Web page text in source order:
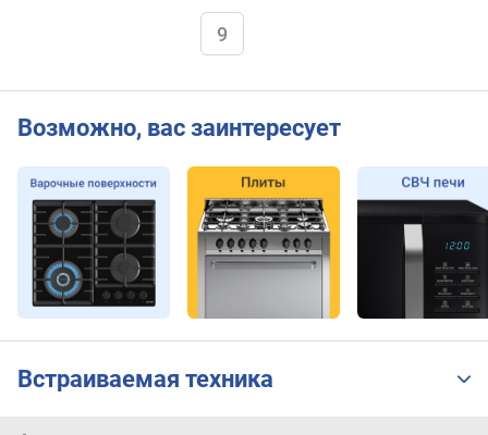
9
Возможно, вас заинтересует
Встраиваемая техника